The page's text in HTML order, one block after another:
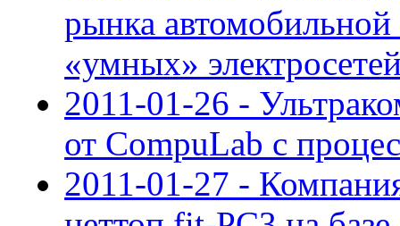
рынка
«умных»
2011-01-26 -
от CompuLab с
2011-01-27 -